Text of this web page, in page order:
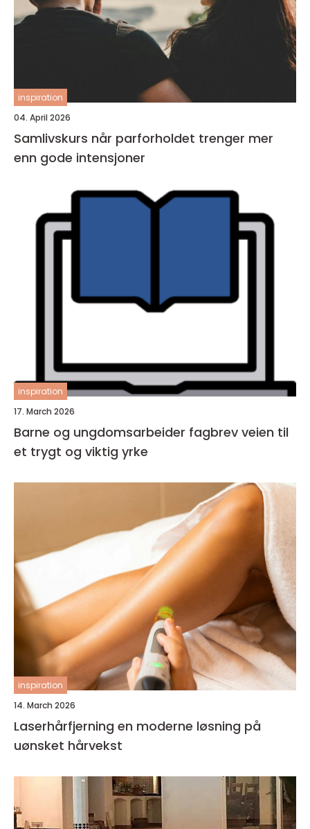
inspiration
04. April 2026
Samlivskurs når parforholdet trenger mer
enn gode intensjoner
inspiration
17. March 2026
Barne og ungdomsarbeider fagbrev veien til
et trygt og viktig yrke
inspiration
14. March 2026
Laserhårfjerning en moderne løsning på
uønsket hårvekst